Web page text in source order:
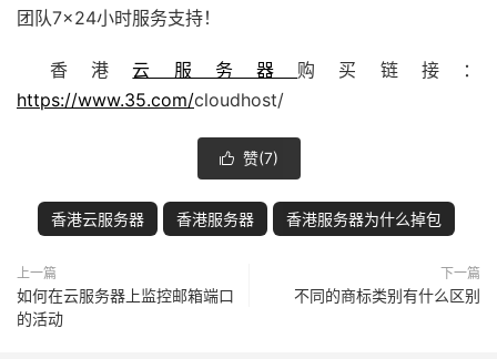
团队7×24小时服务支持！
香港云服务器 购买链接：
https://www.35.com/cloudhost/
 赞(7)
香港云服务器 香港服务器 香港服务器为什么掉包
上一篇
如何在云服务器上监控邮箱端口
的活动
下一篇
不同的商标类别有什么区别